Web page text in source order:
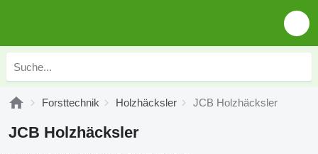
Forsttechnik Holzhäcksler JCB Holzhäcksler
JCB Holzhäcksler